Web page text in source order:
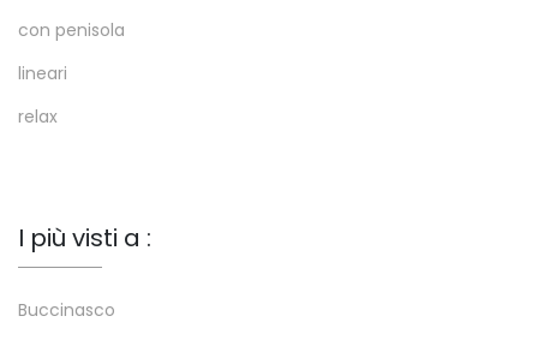
con penisola
lineari
relax
I più visti a :
Buccinasco